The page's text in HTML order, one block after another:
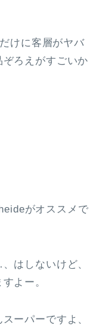
けに客層がヤバ
ろえがすごいか
がオススメで
はしないけど、
よー。
ーパーですよ、